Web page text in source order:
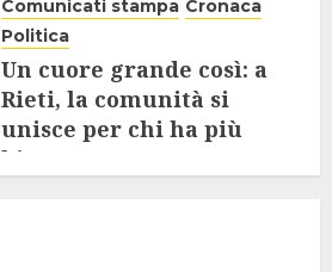
Comunicati stampa Cronaca
Politica
Un cuore grande così: a
Rieti, la comunità si
unisce per chi ha più
bisogno